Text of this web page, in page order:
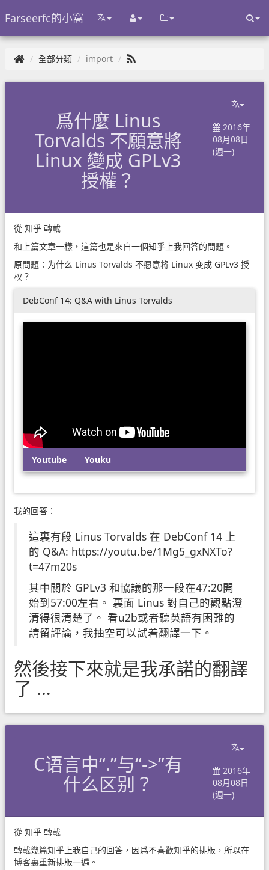
Farseerfc的小窩
全部分類 import
爲什麼 Linus
Torvalds 不願意將
Linux 變成 GPLv3
授權？
2016年
08月08日
(週一)
從 知乎 轉載
和上篇文章一樣，這篇也是來自一個知乎上我回答的問題。
原問題：为什么 Linus Torvalds 不愿意将 Linux 变成 GPLv3 授
权？
DebConf 14: Q&A with Linus Torvalds
Youtube Youku
我的回答：
這裏有段 Linus Torvalds 在 DebConf 14 上
的 Q&A: https://youtu.be/1Mg5_gxNXTo?
t=47m20s
其中關於 GPLv3 和協議的那一段在47:20開
始到57:00左右。 裏面 Linus 對自己的觀點澄
清得很清楚了。 看u2b或者聽英語有困難的
請留評論，我抽空可以試着翻譯一下。
然後接下來就是我承諾的翻譯
了 …
C语言中“.”与“->”有
什么区别？
2016年
08月08日
(週一)
從 知乎 轉載
轉載幾篇知乎上我自己的回答，因爲不喜歡知乎的排版，所以在
博客裏重新排版一遍。